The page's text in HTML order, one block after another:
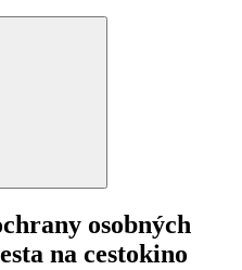
osobných
na cestokino